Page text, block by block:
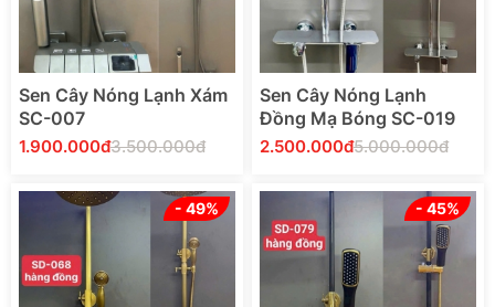
Thêm Vào Giỏ Hàng
Sen Cây Nóng Lạnh Xám
SC-007
1.900.000đ3.500.000đ
Thêm Vào Giỏ Hàng
Sen Cây Nóng Lạnh
Đồng Mạ Bóng SC-019
2.500.000đ5.000.000đ
- 49% - 45%